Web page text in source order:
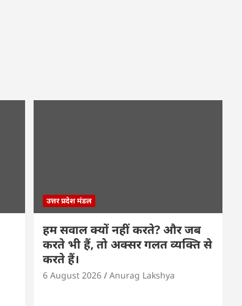
उत्तर प्रदेश मंडल
हम सवाल क्यों नहीं करते? और जब
करते भी हैं, तो अक्सर गलत व्यक्ति से
करते हैं।
6 August 2026 Anurag Lakshya